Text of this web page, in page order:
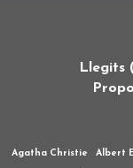
Llegits
Agatha Christie Albert